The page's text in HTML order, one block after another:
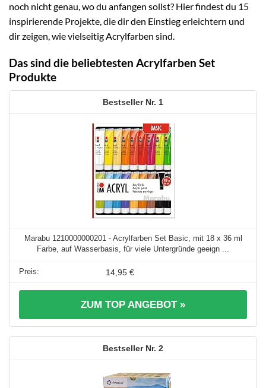
noch nicht genau, wo du anfangen sollst? Hier findest du 15
inspirierende Projekte, die dir den Einstieg erleichtern und
dir zeigen, wie vielseitig Acrylfarben sind.
Das sind die beliebtesten Acrylfarben Set
Produkte
1
Marabu 1210000000201 - Acrylfarben Set Basic, mit 18 x 36 ml
Farbe, auf Wasserbasis, für viele Untergründe geeign ...
14,95 €
ZUM TOP ANGEBOT »
2